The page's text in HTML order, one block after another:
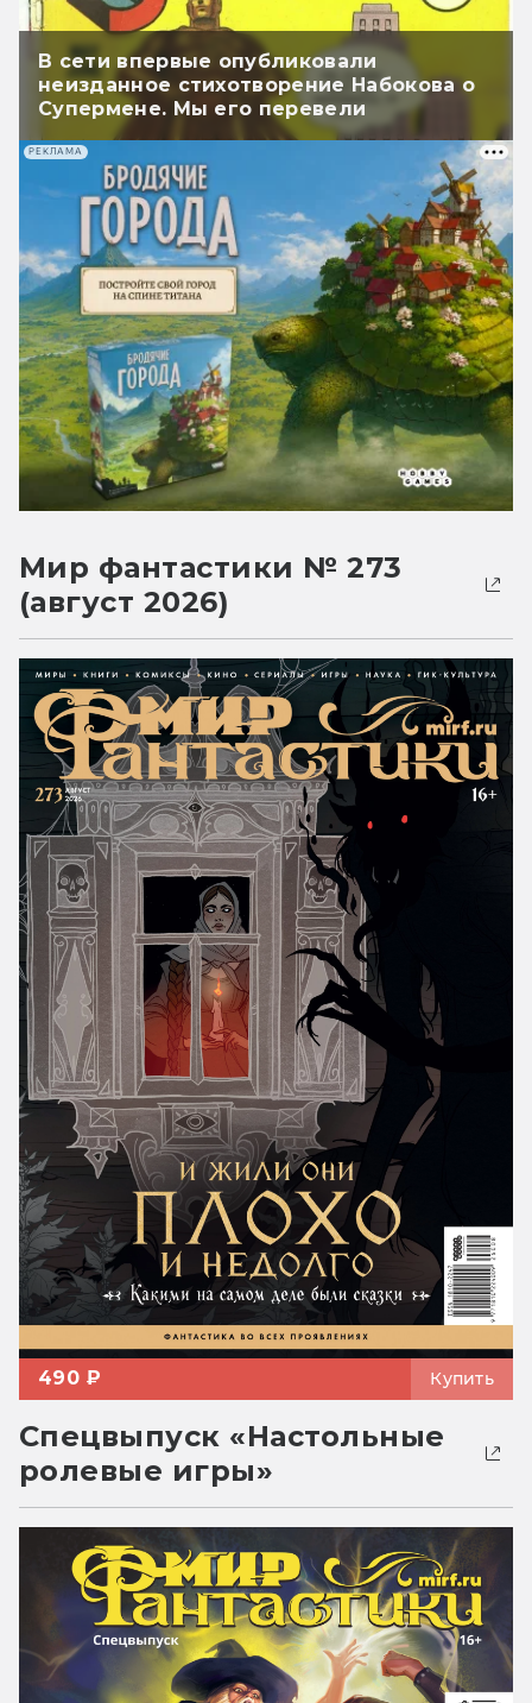
В сети впервые опубликовали
неизданное стихотворение Набокова о
Супермене. Мы его перевели
РЕКЛАМА
Мир фантастики № 273
(август 2026)
490 ₽ Купить
Спецвыпуск «Настольные
ролевые игры»